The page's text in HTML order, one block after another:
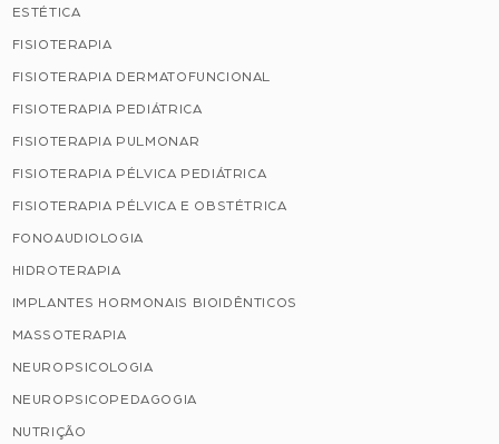
ESTÉTICA
FISIOTERAPIA
FISIOTERAPIA DERMATOFUNCIONAL
FISIOTERAPIA PEDIÁTRICA
FISIOTERAPIA PULMONAR
FISIOTERAPIA PÉLVICA PEDIÁTRICA
FISIOTERAPIA PÉLVICA E OBSTÉTRICA
FONOAUDIOLOGIA
HIDROTERAPIA
IMPLANTES HORMONAIS BIOIDÊNTICOS
MASSOTERAPIA
NEUROPSICOLOGIA
NEUROPSICOPEDAGOGIA
NUTRIÇÃO